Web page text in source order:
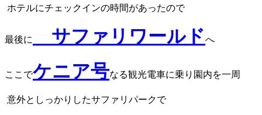
ホテルにチェックインの時間があったので
最後に サファリワールドへ
ここでケニア号なる観光電車に乗り園内を一周
意外としっかりしたサファリパークで